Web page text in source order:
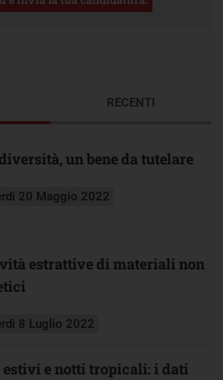
un bene da tutelare
20 Maggio 2022
estrattive di materiali non
8 Luglio 2022
estivi e notti tropicali: i dati
RECENTI